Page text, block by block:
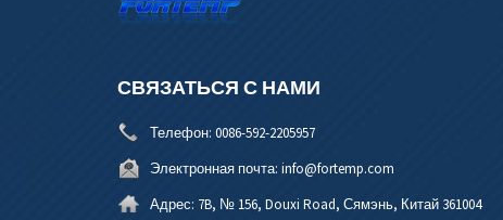
СВЯЗАТЬСЯ С НАМИ
Телефон: 0086-592-2205957
Электронная почта: info@fortemp.com
Адрес: 7B, № 156, Douxi Road, Сямэнь, Китай 361004